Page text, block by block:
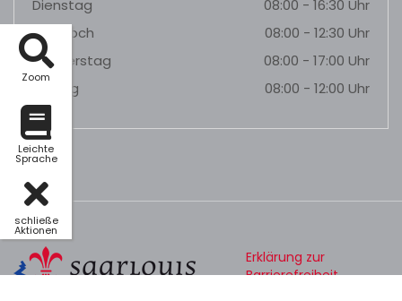
Zoom
Leichte
Sprache
schließe
Aktionen
Dienstag
08:00 - 16:30 Uhr
Mittwoch
08:00 - 12:30 Uhr
Donnerstag
08:00 - 17:00 Uhr
Freitag
08:00 - 12:00 Uhr
Erklärung zur
Barrierefreiheit